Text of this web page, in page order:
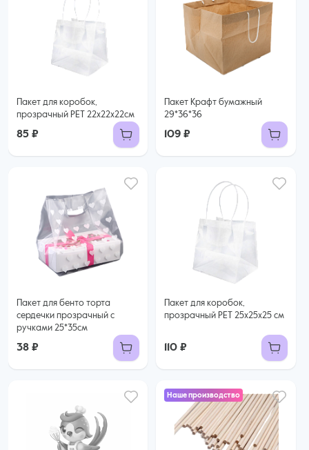
Пакет для коробок,
прозрачный PET 22х22х22см
85 ₽
Пакет Крафт бумажный
29*36*36
109 ₽
Пакет для бенто торта
сердечки прозрачный с
ручками 25*35см
38 ₽
Пакет для коробок,
прозрачный PET 25х25х25 см
110 ₽
Наше производство